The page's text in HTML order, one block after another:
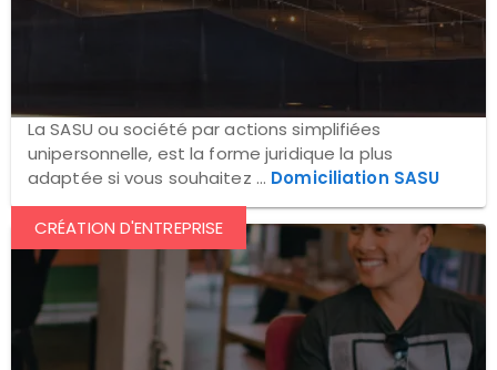
La SASU ou société par actions simplifiées
unipersonnelle, est la forme juridique la plus
adaptée si vous souhaitez ... Domiciliation SASU
CRÉATION D'ENTREPRISE